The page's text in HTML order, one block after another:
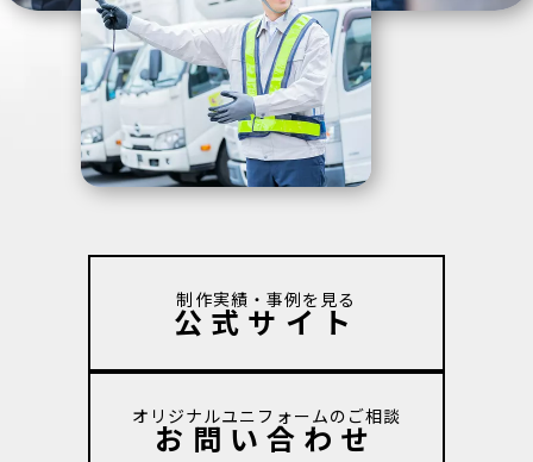
制作実績・事例を見る
公式サイト
オリジナルユニフォームのご相談
お問い合わせ